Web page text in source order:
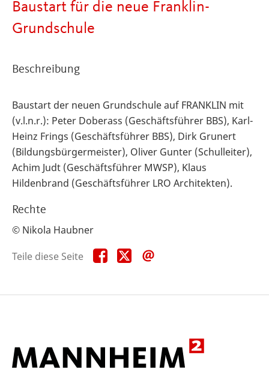
Baustart für die neue Franklin-
Grundschule
Beschreibung
Baustart der neuen Grundschule auf FRANKLIN mit
(v.l.n.r.): Peter Doberass (Geschäftsführer BBS), Karl-
Heinz Frings (Geschäftsführer BBS), Dirk Grunert
(Bildungsbürgermeister), Oliver Gunter (Schulleiter),
Achim Judt (Geschäftsführer MWSP), Klaus
Hildenbrand (Geschäftsführer LRO Architekten).
Rechte
© Nikola Haubner
Teile diese Seite
Teile
diese
Teile
diese